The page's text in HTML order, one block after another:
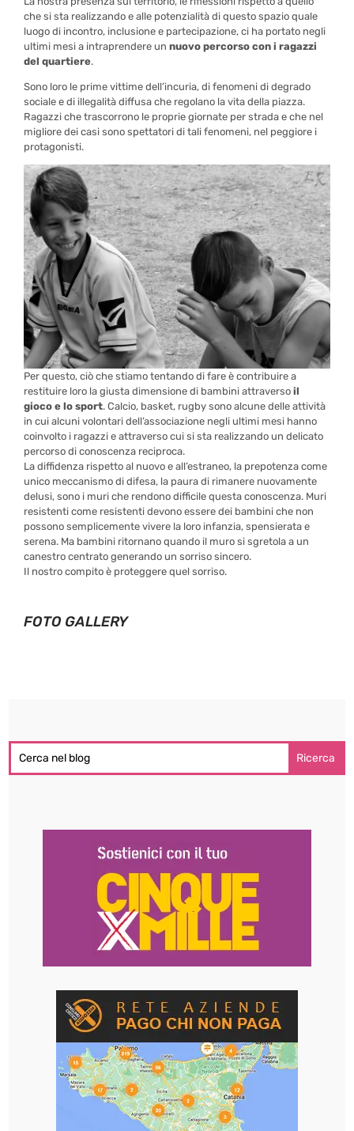
che si sta realizzando e alle potenzialità di questo spazio quale
luogo di incontro, inclusione e partecipazione, ci ha portato negli
ultimi mesi a intraprendere unnuovo percorso con i ragazzi
del quartiere.
Sono loro le prime vittime dell’incuria, di fenomeni di degrado
sociale e di illegalità diffusa che regolano la vita della piazza.
Ragazzi che trascorrono le proprie giornate per strada e che nel
migliore dei casi sono spettatori di tali fenomeni, nel peggiore i
protagonisti.
Per questo, ciò che stiamo tentando di fare è contribuire a
restituire loro la giusta dimensione di bambini attraversoil
gioco e lo sport. Calcio, basket, rugby sono alcune delle attività
in cui alcuni volontari dell’associazione negli ultimi mesi hanno
coinvolto i ragazzi e attraverso cui si sta realizzando un delicato
percorso di conoscenza reciproca.
La diffidenza rispetto al nuovo e all’estraneo, la prepotenza come
unico meccanismo di difesa, la paura di rimanere nuovamente
delusi, sono i muri che rendono difficile questa conoscenza. Muri
resistenti come resistenti devono essere dei bambini che non
possono semplicemente vivere la loro infanzia, spensierata e
serena. Ma bambini ritornano quando il muro si sgretola a un
canestro centrato generando un sorriso sincero.
Il nostro compito è proteggere quel sorriso.
FOTO GALLERY